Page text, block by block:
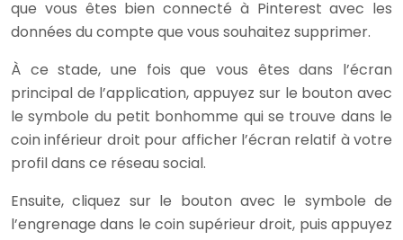
que vous êtes bien connecté à Pinterest avec les
données du compte que vous souhaitez supprimer.
À ce stade, une fois que vous êtes dans l’écran
principal de l’application, appuyez sur le bouton avec
le symbole du petit bonhomme qui se trouve dans le
coin inférieur droit pour afficher l’écran relatif à votre
profil dans ce réseau social.
Ensuite, cliquez sur le bouton avec le symbole de
l’engrenage dans le coin supérieur droit, puis appuyez